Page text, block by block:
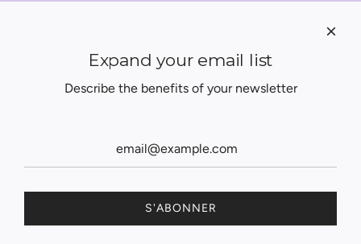
Made by Pulse Creative Agency
Expand your email list
Describe the benefits of your newsletter
S'ABONNER